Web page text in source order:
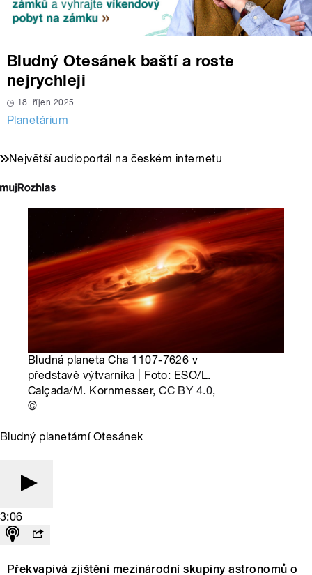
Bludný Otesánek baští a roste
nejrychleji
18. říjen 2025
Planetárium
Největší audioportál na českém internetu
Bludná planeta Cha 1107-7626 v
představě výtvarníka | Foto: ESO/L.
Calçada/M. Kornmesser,CC BY 4.0,
©
Bludný planetární Otesánek
3:06
Překvapivá zjištění mezinárodní skupiny astronomů o